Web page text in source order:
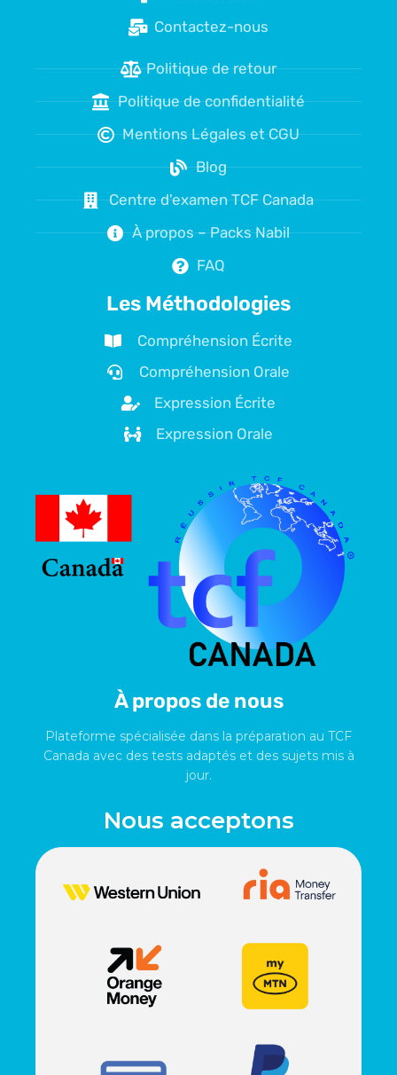
Contactez-nous
Politique de retour
Politique de confidentialité
Mentions Légales et CGU
Blog
Centre d'examen TCF Canada
À propos – Packs Nabil
FAQ
Les Méthodologies
Compréhension Écrite
Compréhension Orale
Expression Écrite
Expression Orale
À propos de nous
Plateforme spécialisée dans la préparation au TCF
Canada avec des tests adaptés et des sujets mis à
jour.
Nous acceptons